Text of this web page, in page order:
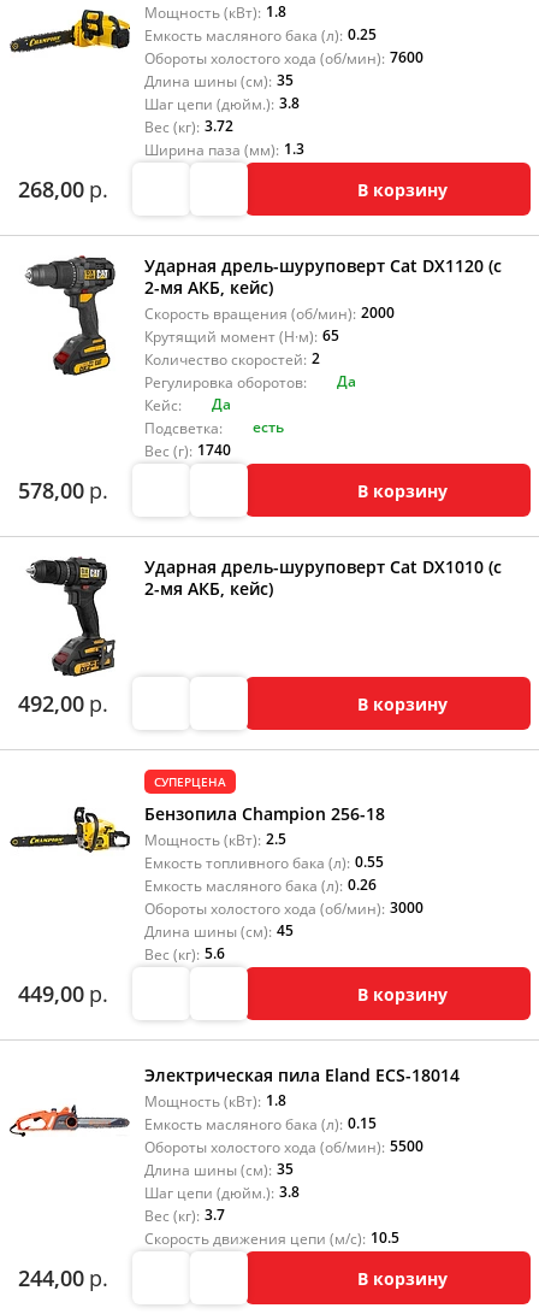
Мощность (кВт): 1.8
Емкость масляного бака (л): 0.25
Обороты холостого хода (об/мин): 7600
Длина шины (см): 35
Шаг цепи (дюйм.): 3.8
Вес (кг): 3.72
Ширина паза (мм): 1.3
268,00 р. В корзину
Ударная дрель-шуруповерт Cat DX1120 (с
2-мя АКБ, кейс)
Скорость вращения (об/мин): 2000
Крутящий момент (Н·м): 65
Количество скоростей: 2
Регулировка оборотов:
Да
Кейс:
Да
Подсветка:
есть
Вес (г): 1740
578,00 р. В корзину
Ударная дрель-шуруповерт Cat DX1010 (с
2-мя АКБ, кейс)
492,00 р. В корзину
СУПЕРЦЕНА
Бензопила Champion 256-18
Мощность (кВт): 2.5
Емкость топливного бака (л): 0.55
Емкость масляного бака (л): 0.26
Обороты холостого хода (об/мин): 3000
Длина шины (см): 45
Вес (кг): 5.6
449,00 р. В корзину
Электрическая пила Eland ECS-18014
Мощность (кВт): 1.8
Емкость масляного бака (л): 0.15
Обороты холостого хода (об/мин): 5500
Длина шины (см): 35
Шаг цепи (дюйм.): 3.8
Вес (кг): 3.7
Скорость движения цепи (м/с): 10.5
244,00 р. В корзину